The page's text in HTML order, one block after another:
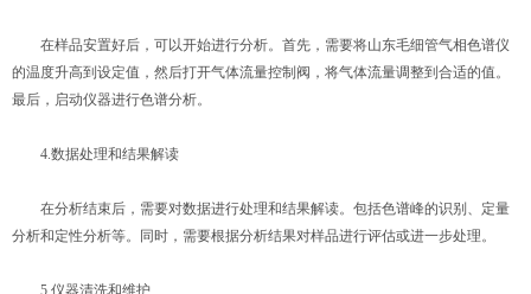
在样品安置好后，可以开始进行分析。首先，需要将山东毛细管气相色谱仪
的温度升高到设定值，然后打开气体流量控制阀，将气体流量调整到合适的值。
最后，启动仪器进行色谱分析。
4.数据处理和结果解读
在分析结束后，需要对数据进行处理和结果解读。包括色谱峰的识别、定量
分析和定性分析等。同时，需要根据分析结果对样品进行评估或进一步处理。
5.仪器清洗和维护